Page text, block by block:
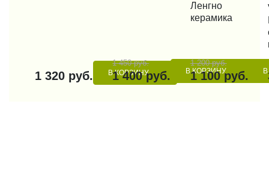
1 320 руб. В КОРЗИНУ
1 450 руб.
1 400 руб. В КОРЗИНУ
Ленгно
керамика
1 200 руб.
1 100 руб.